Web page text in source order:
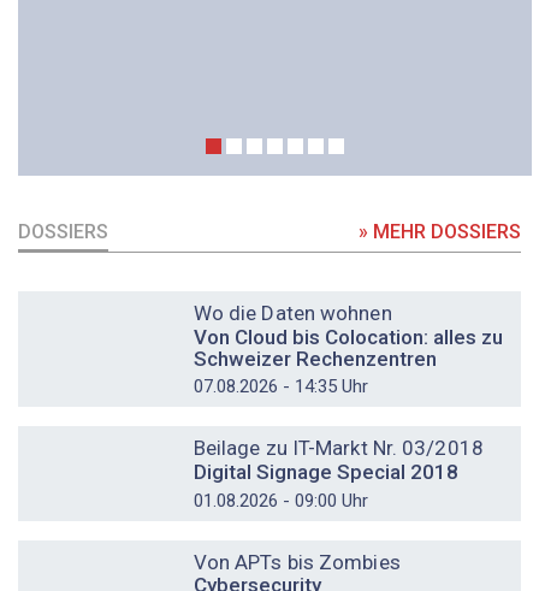
DOSSIERS » MEHR DOSSIERS
Wo die Daten wohnen
Von Cloud bis Colocation: alles zu
Schweizer Rechenzentren
07.08.2026 - 14:35 Uhr
Beilage zu IT-Markt Nr. 03/2018
Digital Signage Special 2018
01.08.2026 - 09:00 Uhr
Von APTs bis Zombies
Cybersecurity